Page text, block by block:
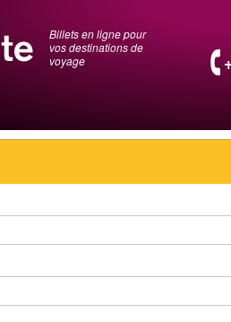
Billets en ligne pour
vos destinations de
voyage